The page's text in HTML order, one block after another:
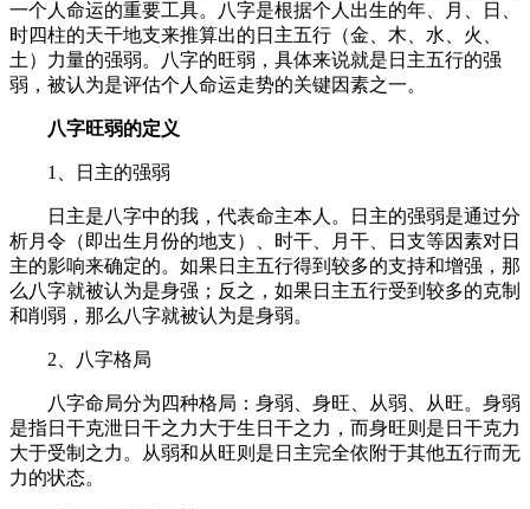
一个人命运的重要工具。八字是根据个人出生的年、月、日、
时四柱的天干地支来推算出的日主五行（金、木、水、火、
土）力量的强弱。八字的旺弱，具体来说就是日主五行的强
弱，被认为是评估个人命运走势的关键因素之一。
八字旺弱的定义
1、日主的强弱
日主是八字中的我，代表命主本人。日主的强弱是通过分
析月令（即出生月份的地支）、时干、月干、日支等因素对日
主的影响来确定的。如果日主五行得到较多的支持和增强，那
么八字就被认为是身强；反之，如果日主五行受到较多的克制
和削弱，那么八字就被认为是身弱。
2、八字格局
八字命局分为四种格局：身弱、身旺、从弱、从旺。身弱
是指日干克泄日干之力大于生日干之力，而身旺则是日干克力
大于受制之力。从弱和从旺则是日主完全依附于其他五行而无
力的状态。